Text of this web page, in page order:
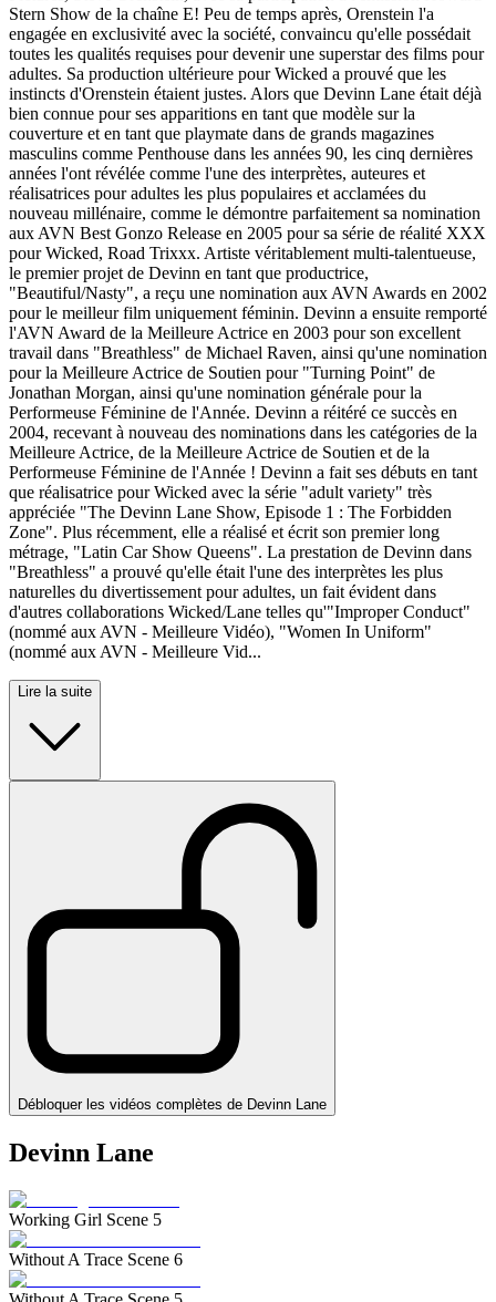
Stern Show de la chaîne E! Peu de temps après, Orenstein l'a
engagée en exclusivité avec la société, convaincu qu'elle possédait
toutes les qualités requises pour devenir une superstar des films pour
adultes. Sa production ultérieure pour Wicked a prouvé que les
instincts d'Orenstein étaient justes. Alors que Devinn Lane était déjà
bien connue pour ses apparitions en tant que modèle sur la
couverture et en tant que playmate dans de grands magazines
masculins comme Penthouse dans les années 90, les cinq dernières
années l'ont révélée comme l'une des interprètes, auteures et
réalisatrices pour adultes les plus populaires et acclamées du
nouveau millénaire, comme le démontre parfaitement sa nomination
aux AVN Best Gonzo Release en 2005 pour sa série de réalité XXX
pour Wicked, Road Trixxx. Artiste véritablement multi-talentueuse,
le premier projet de Devinn en tant que productrice,
"Beautiful/Nasty", a reçu une nomination aux AVN Awards en 2002
pour le meilleur film uniquement féminin. Devinn a ensuite remporté
l'AVN Award de la Meilleure Actrice en 2003 pour son excellent
travail dans "Breathless" de Michael Raven, ainsi qu'une nomination
pour la Meilleure Actrice de Soutien pour "Turning Point" de
Jonathan Morgan, ainsi qu'une nomination générale pour la
Performeuse Féminine de l'Année. Devinn a réitéré ce succès en
2004, recevant à nouveau des nominations dans les catégories de la
Meilleure Actrice, de la Meilleure Actrice de Soutien et de la
Performeuse Féminine de l'Année ! Devinn a fait ses débuts en tant
que réalisatrice pour Wicked avec la série "adult variety" très
appréciée "The Devinn Lane Show, Episode 1 : The Forbidden
Zone". Plus récemment, elle a réalisé et écrit son premier long
métrage, "Latin Car Show Queens". La prestation de Devinn dans
"Breathless" a prouvé qu'elle était l'une des interprètes les plus
naturelles du divertissement pour adultes, un fait évident dans
d'autres collaborations Wicked/Lane telles qu'"Improper Conduct"
(nommé aux AVN - Meilleure Vidéo), "Women In Uniform"
(nommé aux AVN - Meilleure Vid...
Lire la suite
Débloquer les vidéos complètes de Devinn Lane
Devinn Lane
Working Girl Scene 5
Without A Trace Scene 6